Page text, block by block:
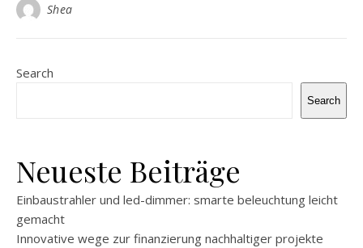
Shea
Search
Search
Neueste Beiträge
Einbaustrahler und led-dimmer: smarte beleuchtung leicht
gemacht
Innovative wege zur finanzierung nachhaltiger projekte